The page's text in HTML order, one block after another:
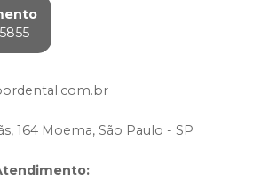
164 Moema, São Paulo - SP
: